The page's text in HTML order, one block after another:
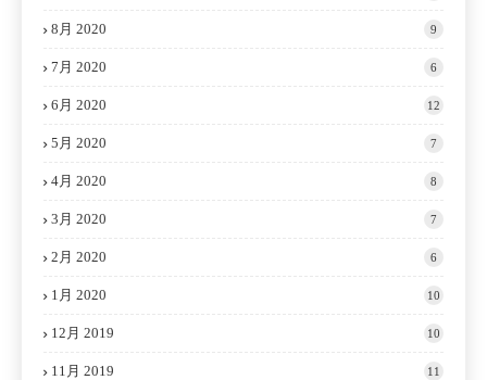
8月 2020 9
7月 2020 6
6月 2020 12
5月 2020 7
4月 2020 8
3月 2020 7
2月 2020 6
1月 2020 10
12月 2019 10
11月 2019 11